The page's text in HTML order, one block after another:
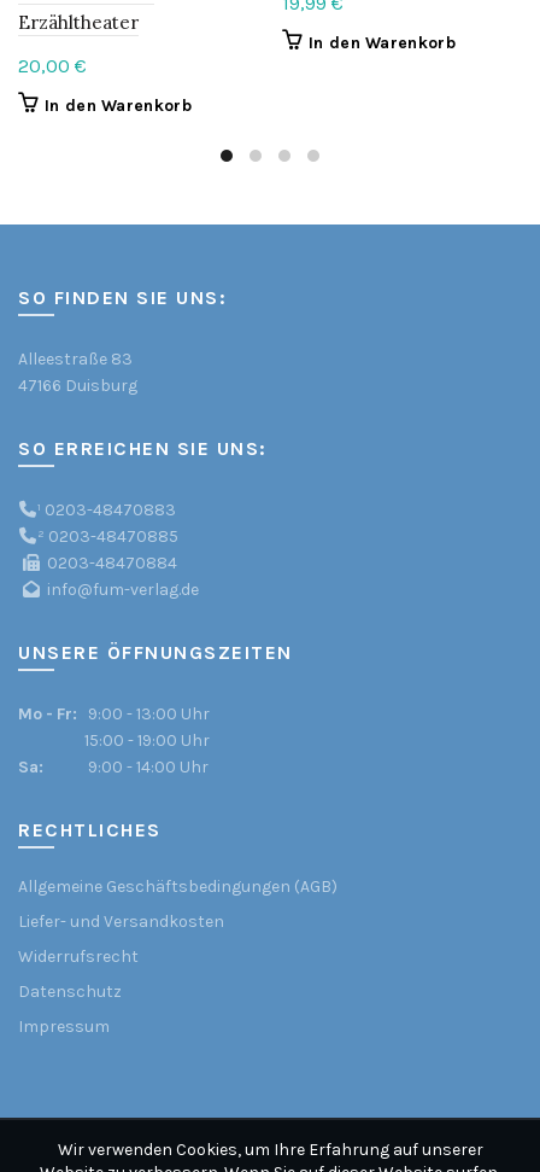
Erzähltheater
20,00 €
In den Warenkorb
In den Warenkorb
SO FINDEN SIE UNS:
Alleestraße 83
47166 Duisburg
SO ERREICHEN SIE UNS:
¹ 0203-48470883
² 0203-48470885
0203-48470884
info@fum-verlag.de
UNSERE ÖFFNUNGSZEITEN
Mo - Fr:
9:00 - 13:00 Uhr
15:00 - 19:00 Uhr
Sa:
9:00 - 14:00 Uhr
RECHTLICHES
Allgemeine Geschäftsbedingungen (AGB)
Liefer- und Versandkosten
Widerrufsrecht
Datenschutz
Impressum
Wir verwenden Cookies, um Ihre Erfahrung auf unserer